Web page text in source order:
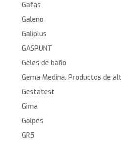
Gafas
Galeno
Galiplus
GASPUNT
Geles de baño
Gema Medina. Productos de
Gestatest
Gima
Golpes
GR5